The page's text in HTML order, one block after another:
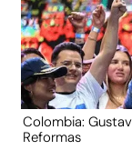
Colombia:
Reformas